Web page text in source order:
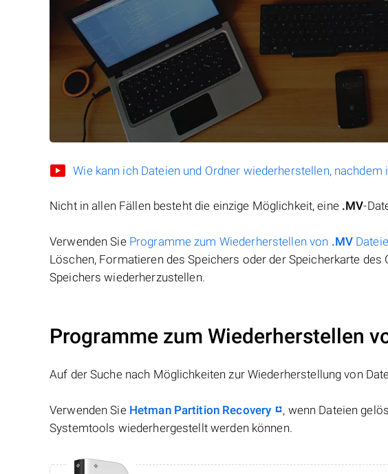
Wie kann ich Dateien und Ordner wiederherstellen,
Nicht in allen Fällen besteht die einzige Möglichkeit, eine .MV-
Verwenden Sie Programme zum Wiederherstellen von .MV
Löschen, Formatieren des Speichers oder der Speicherkarte
Speichers wiederherzustellen.
Programme zum Wiederherstellen
Auf der Suche nach Möglichkeiten zur Wiederherstellung von
Verwenden Sie Hetman Partition Recovery
, wenn Dateien
Systemtools wiederhergestellt werden können.